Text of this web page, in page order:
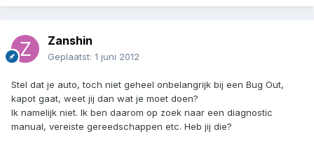
Zanshin
Geplaatst: 1 juni 2012
Stel dat je auto, toch niet geheel onbelangrijk bij een Bug Out,
kapot gaat, weet jij dan wat je moet doen?
Ik namelijk niet. Ik ben daarom op zoek naar een diagnostic
manual, vereiste gereedschappen etc. Heb jij die?